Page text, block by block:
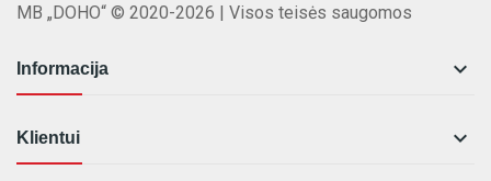
MB „DOHO“ © 2020-2026 | Visos teisės saugomos
Informacija 
Klientui 